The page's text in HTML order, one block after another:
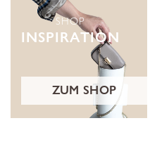
SHOP
INSPIRATION
ZUM SHOP